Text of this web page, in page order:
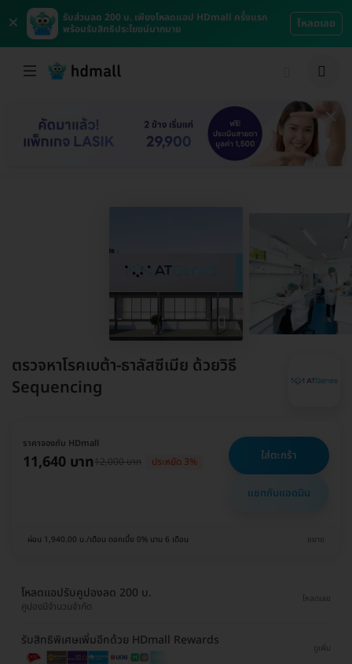
×
รับส่วนลด 200 บ. เพียงโหลดแอป HDmall ครั้งแรก
พร้อมรับสิทธิประโยชน์มากมาย
โหลดเลย
ตรวจหาโรคเบต้า-ธาลัสซีเมีย ด้วยวิธี
Sequencing
ราคาจองกับ HDmall
11,640 บาท12,000 บาท ประหยัด 3% ใส่ตะกร้า
แชทกับแอดมิน
ผ่อน 1,940.00 บ./เดือน ดอกเบี้ย 0% นาน 6 เดือน ขยาย
โหลดแอปรับคูปองลด 200 บ.
คูปองมีจำนวนจำกัด
โหลดเลย
รับสิทธิพิเศษเพิ่มอีกด้วย HDmall Rewards
ดูเพิ่ม